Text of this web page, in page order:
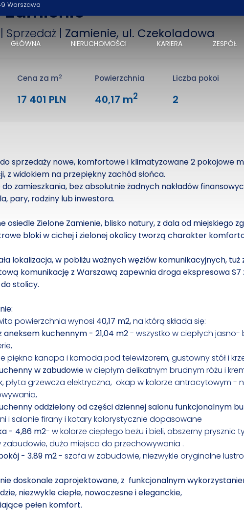
Warszawa
GŁÓWNA NIERUCHOMOŚCI KARIERA ZESPÓŁ
Zamienie
Sprzedaż | Zamienie, ul. Czekoladowa
Cena za m2
17 401 PLN
Powierzchnia
40,17 m2
Liczba pokoi
2
sprzedaży nowe, komfortowe i klimatyzowane 2 pokojowe
z widokiem na przepiękny zachód słońca.
zamieszkania, bez absolutnie żadnych nakładów
pary, rodziny lub inwestora.
osiedle Zielone Zamienie, blisko natury, z dala od miejskiego
bloki w cichej i zielonej okolicy tworzą charakter
lokalizacja, w pobliżu ważnych węzłów komunikacyjnych,
komunikację z Warszawą zapewnia droga ekspresowa S7
stolicy.
powierzchnia wynosi 40,17 m2,na którą składa się:
aneksem kuchennym - 21,04 m2- wszystko w ciepłych
piękna kanapa i komoda pod telewizorem, gustowny stół i
w zabudowiew ciepłym delikatnym brudnym różu i
płyta grzewcza elektryczna, okap w kolorze antracytowym -
oddzielony od części dziennej salonu funkcjonalnym
i salonie firany i kotary kolorystycznie dopasowane
- 4,86 m2- w kolorze ciepłego beżu i bieli, obszerny prysznic
zabudowie, dużo miejsca do przechowywania .
- 3.89 m2- szafa w zabudowie, niezwykle oryginalne
doskonale zaprojektowane, z funkcjonalnym
niezwykle ciepłe, nowoczesne i eleganckie,
pełen komfort.